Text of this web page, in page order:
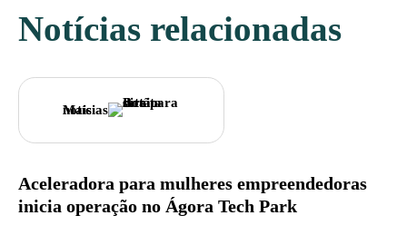
Notícias relacionadas
Mais notícias
Aceleradora para mulheres empreendedoras
inicia operação no Ágora Tech Park